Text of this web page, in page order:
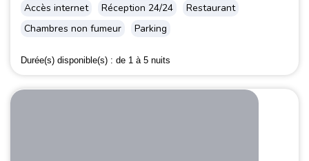
Accès internet Réception 24/24
Restaurant
Chambres non fumeur
Parking
Durée(s) disponible(s) : de 1 à 5 nuits